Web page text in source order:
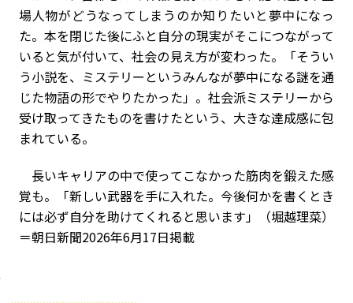
場人物がどうなってしまうのか知りたいと夢中になっ
た。本を閉じた後にふと自分の現実がそこにつながって
いると気が付いて、社会の見え方が変わった。「そうい
う小説を、ミステリーというみんなが夢中になる謎を通
じた物語の形でやりたかった」。社会派ミステリーから
受け取ってきたものを書けたという、大きな達成感に包
まれている。
長いキャリアの中で使ってこなかった筋肉を鍛えた感
覚も。「新しい武器を手に入れた。今後何かを書くとき
には必ず自分を助けてくれると思います」（堀越理菜）
＝朝日新聞2026年6月17日掲載